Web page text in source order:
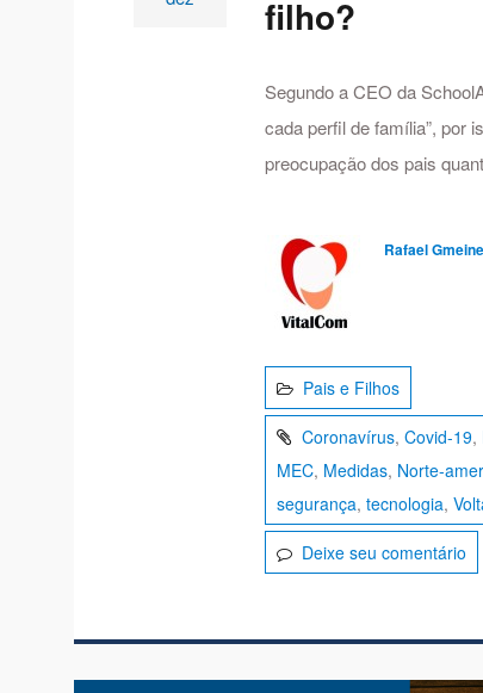
filho?
Segundo a CEO da
cada perfil de família”, por
preocupação dos pais
Rafael
Pais e Filhos
Coronavírus, Covid-19,
MEC, Medidas, Norte-
segurança, tecnologia,
Deixe seu comentário